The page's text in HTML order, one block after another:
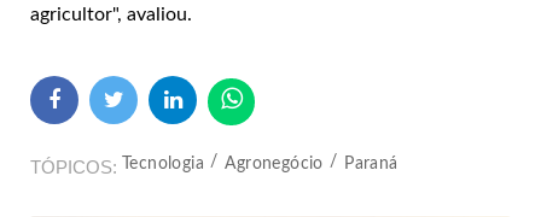
agricultor", avaliou.
TÓPICOS Tecnologia Agronegócio Paraná